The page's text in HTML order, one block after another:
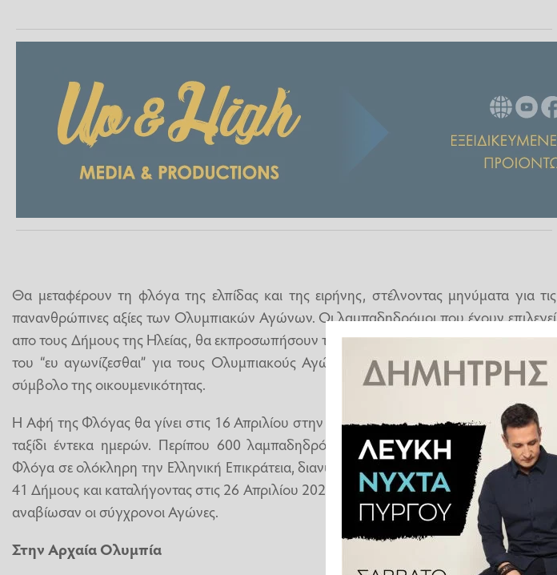
Θα μεταφέρουν τη φλόγα της ελπίδας και της ειρήνης, στέλνοντας μηνύματα για τις
πανανθρώπινες αξίες των Ολυμπιακών Αγώνων. Οι λαμπαδηδρόμοι που έχουν επιλεγεί
απο τους Δήμους της Ηλείας, θα εκπροσωπήσουν τον τόπο τους στην παγκόσμια γιορτή
του “ευ αγωνίζεσθαι” για τους Ολυμπιακούς Αγώνες “Παρίσι 2024”, μεταφέροντας το
σύμβολο της οικουμενικότητας.
Η Αφή της Φλόγας θα γίνει στις 16 Απριλίου στην Αρχαία Ολυμπία και θα ξεκινήσει ένα
ταξίδι έντεκα ημερών. Περίπου 600 λαμπαδηδρόμοι θα μεταφέρουν την Ολυμπιακή
Φλόγα σε ολόκληρη την Ελληνική Επικράτεια, διανύοντας πάνω από 5000 χιλιόμετρα σε
41 Δήμους και καταλήγοντας στις 26 Απριλίου 2024, στο Παναθηναϊκό Στάδιο, εκεί όπου
αναβίωσαν οι σύγχρονοι Αγώνες.
Στην Αρχαία Ολυμπία